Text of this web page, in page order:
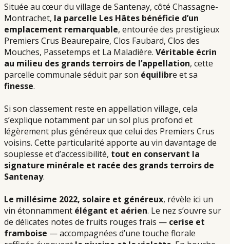
Située au cœur du village de Santenay, côté Chassagne-
Montrachet, la parcelle Les Hâtes bénéficie d’un
emplacement remarquable, entourée des prestigieux
Premiers Crus Beaurepaire, Clos Faubard, Clos des
Mouches, Passetemps et La Maladière. Véritable écrin
au milieu des grands terroirs de l’appellation, cette
parcelle communale séduit par son équilibre et sa
finesse.
Si son classement reste en appellation village, cela
s’explique notamment par un sol plus profond et
légèrement plus généreux que celui des Premiers Crus
voisins. Cette particularité apporte au vin davantage de
souplesse et d’accessibilité, tout en conservant la
signature minérale et racée des grands terroirs de
Santenay.
Le millésime 2022, solaire et généreux, révèle ici un
vin étonnamment élégant et aérien. Le nez s’ouvre sur
de délicates notes de fruits rouges frais — cerise et
framboise — accompagnées d’une touche florale